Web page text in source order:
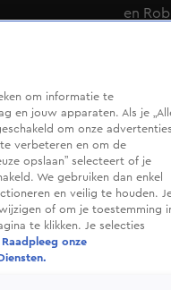
en
om informatie te
en jouw apparaten. Als je
om onze advertenties
verbeteren en om de
opslaan” selecteert of je
We gebruiken dan enkel
en veilig te houden.
of om je toestemming
te klikken. Je selecties
Raadpleeg onze